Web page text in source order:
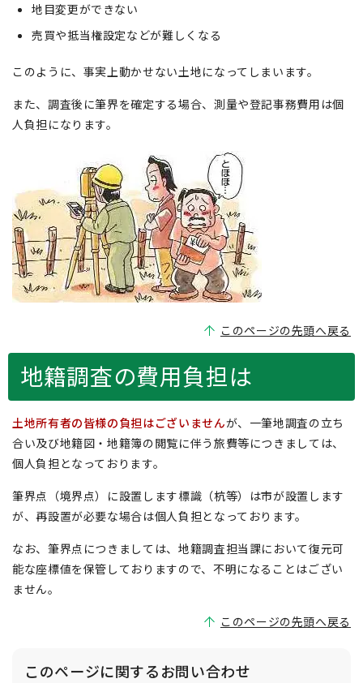
地目変更ができない
売買や抵当権設定などが難しくなる
このように、事実上動かせない土地になってしまいます。
また、調査後に筆界を確定する場合、測量や登記事務費用は個
人負担になります。
このページの先頭へ戻る
地籍調査の費用負担は
土地所有者の皆様の負担はございませんが、一筆地調査の立ち
合い及び地籍図・地籍簿の閲覧に伴う旅費等につきましては、
個人負担となっております。
筆界点（境界点）に設置します標識（杭等）は市が設置します
が、再設置が必要な場合は個人負担となっております。
なお、筆界点につきましては、地籍調査担当課において復元可
能な座標値を保管しておりますので、不明になることはござい
ません。
このページの先頭へ戻る
このページに関するお問い合わせ